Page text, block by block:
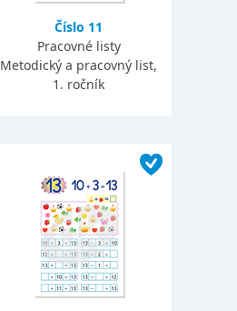
Číslo 11
Pracovné listy
Metodický a pracovný list,
1. ročník